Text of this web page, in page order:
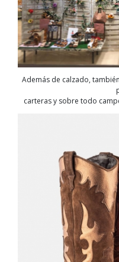
Además de calzado,
carteras y sobre todo